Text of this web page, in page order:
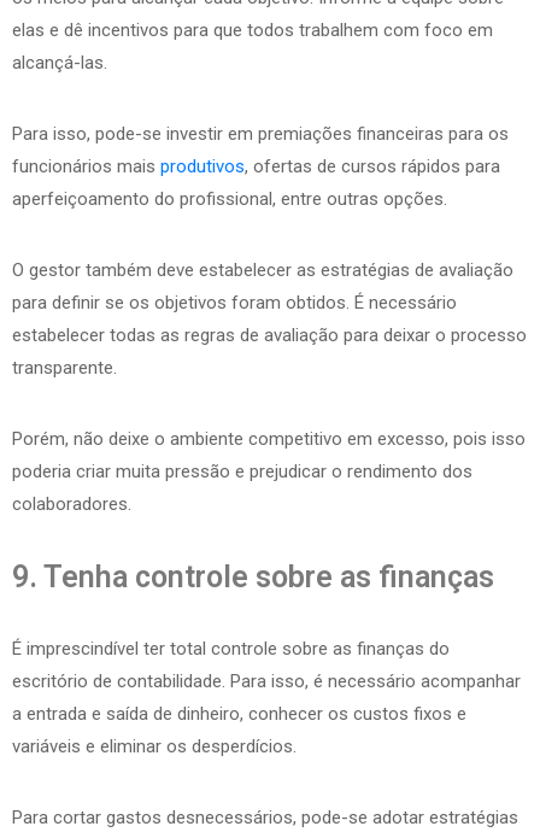
elas e dê incentivos para que todos trabalhem com foco em
alcançá-las.
Para isso, pode-se investir em premiações financeiras para os
funcionários mais produtivos, ofertas de cursos rápidos para
aperfeiçoamento do profissional, entre outras opções.
O gestor também deve estabelecer as estratégias de avaliação
para definir se os objetivos foram obtidos. É necessário
estabelecer todas as regras de avaliação para deixar o processo
transparente.
Porém, não deixe o ambiente competitivo em excesso, pois isso
poderia criar muita pressão e prejudicar o rendimento dos
colaboradores.
9. Tenha controle sobre as finanças
É imprescindível ter total controle sobre as finanças do
escritório de contabilidade. Para isso, é necessário acompanhar
a entrada e saída de dinheiro, conhecer os custos fixos e
variáveis e eliminar os desperdícios.
Para cortar gastos desnecessários, pode-se adotar estratégias